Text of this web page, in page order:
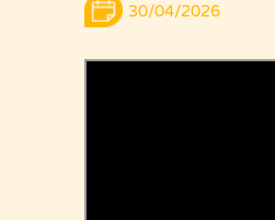
30/04/2026